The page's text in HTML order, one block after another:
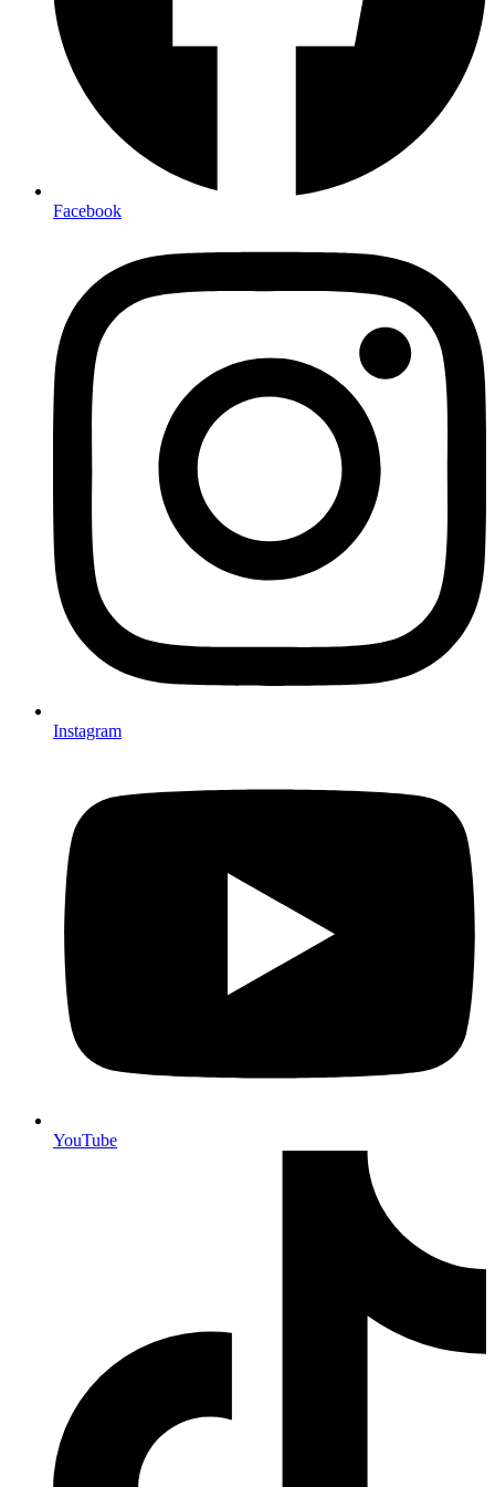
Facebook
Instagram
YouTube